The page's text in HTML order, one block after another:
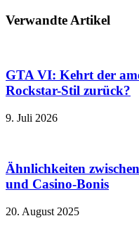
Verwandte Artikel
GTA VI: Kehrt der
Rockstar-Stil zurück?
9. Juli 2026
Ähnlichkeiten
und Casino‑Bonis
20. August 2025